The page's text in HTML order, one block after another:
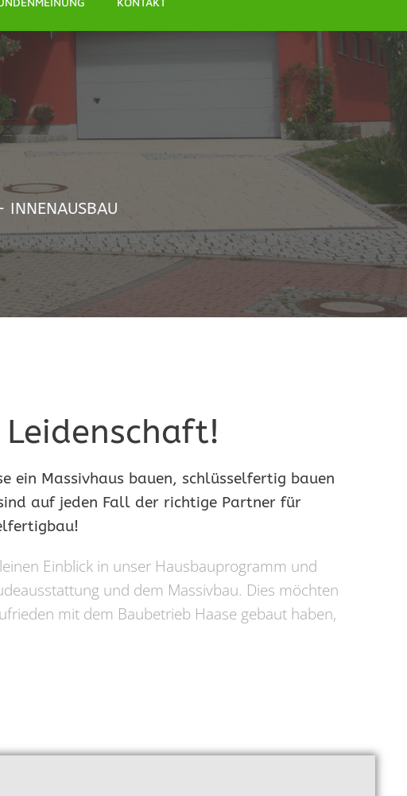
INNENAUSBAU
ein Massivhaus bauen, schlüsselfertig bauen
auf jeden Fall der richtige Partner für
Einblick in unser Hausbauprogramm und
und dem Massivbau. Dies möchten
mit dem Baubetrieb Haase gebaut haben,